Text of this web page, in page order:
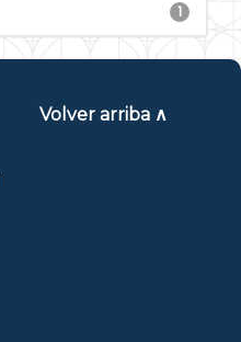
1
Volver arriba ∧